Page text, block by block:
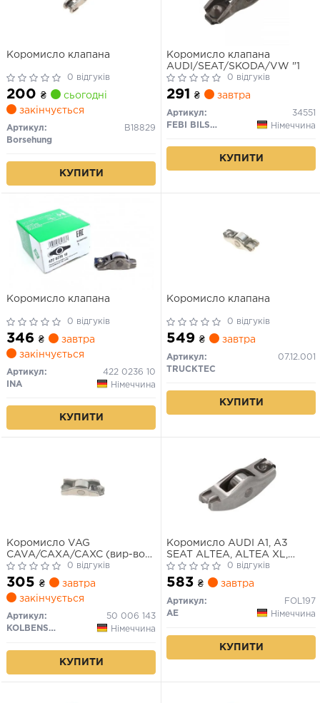
Коромисло клапана
0 відгуків
200 ₴
сьогодні
закінчується
Артикул:
B18829
Borsehung
КУПИТИ
Коромисло клапана
AUDI/SEAT/SKODA/VW "1
0 відгуків
291 ₴ завтра
Артикул:
34551
FEBI BILSTEIN
Німеччина
КУПИТИ
Коромисло клапана
0 відгуків
346 ₴
завтра
закінчується
Артикул:
422 0236 10
INA
Німеччина
КУПИТИ
Коромисло клапана
0 відгуків
549 ₴ завтра
Артикул:
07.12.001
TRUCKTEC
КУПИТИ
Коромисло VAG
CAVA/CAXA/CAXC (вир-во
KS)
0 відгуків
305 ₴
завтра
закінчується
Артикул:
50 006 143
KOLBENSCHMIDT
Німеччина
КУПИТИ
Коромисло AUDI A1, A3
SEAT ALTEA, ALTEA XL,
IBIZA IV, IBIZA IV SC, IBIZA IV
ST, LEON, TOLEDO IV SKODA
FABIA II, OCTAVIA II, RAPID,
ROOMSTER, ROOMSTER
PRAKTIK, YETI 1.2/1.2LPG
0 відгуків
583 ₴ завтра
Артикул:
FOL197
AE
Німеччина
КУПИТИ